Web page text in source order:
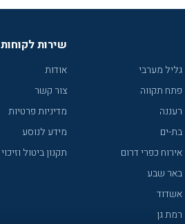
גליל מערבי
פתח תקווה
רעננה
בת-ים
אירוח כפרי דרום
באר שבע
אשדוד
רמת גן
שירות לקוחות
אודות
צור קשר
מדיניות פרטיות
מידע לנוסע
תקנון ביטול וזיכוי